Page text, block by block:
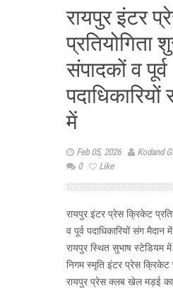
रायपुर इंटर
प्रतियोगिता
संपादकों व पूर्व
में
Feb 05, 2026 Kodand
0
Like
रायपुर इंटर प्रेस क्रिकेट
व पूर्व पदाधिकारियों संग मैदान में
रायपुर स्थित सुभाष स्टेडियम
निगम स्मृति इंटर प्रेस क्रिकेट
रायपुर प्रेस क्लब खेल मड़ई